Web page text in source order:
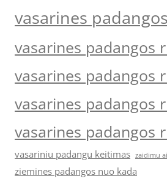
vasarines
vasarines padangos
vasarines padangos
vasarines padangos
vasarines padangos
vasariniu padangu keitimas zaidimu
ziemines padangos nuo kada